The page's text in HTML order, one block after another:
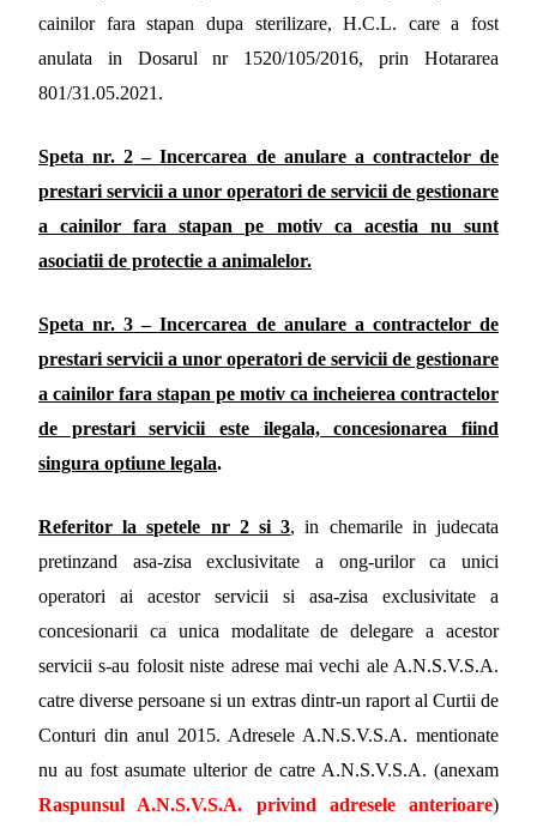
cainilor fara stapan dupa sterilizare, H.C.L. care a fost
anulata in Dosarul nr 1520/105/2016, prin Hotararea
801/31.05.2021.
Speta nr. 2 – Incercarea de anulare a contractelor de
prestari servicii a unor operatori de servicii de gestionare
a cainilor fara stapan pe motiv ca acestia nu sunt
asociatii de protectie a animalelor.
Speta nr. 3 – Incercarea de anulare a contractelor de
prestari servicii a unor operatori de servicii de gestionare
a cainilor fara stapan pe motiv ca incheierea contractelor
de prestari servicii este ilegala, concesionarea fiind
singura optiune legala.
Referitor la spetele nr 2 si 3, in chemarile in judecata
pretinzand asa-zisa exclusivitate a ong-urilor ca unici
operatori ai acestor servicii si asa-zisa exclusivitate a
concesionarii ca unica modalitate de delegare a acestor
servicii s-au folosit niste adrese mai vechi ale A.N.S.V.S.A.
catre diverse persoane si un extras dintr-un raport al Curtii de
Conturi din anul 2015. Adresele A.N.S.V.S.A. mentionate
nu au fost asumate ulterior de catre A.N.S.V.S.A. (anexam
Raspunsul A.N.S.V.S.A. privind adresele anterioare)